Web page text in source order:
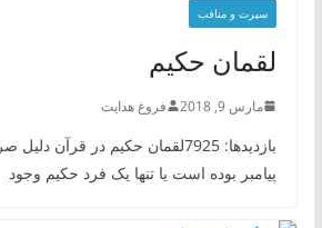
سیرت و منافب
لقمان حکیم
مارس 9, 2018 فروغ هدایت
بازدیدها: 7925لقمان حکیم در قرآن
پیامبر بوده است یا تنها یک فرد حکیم وجود